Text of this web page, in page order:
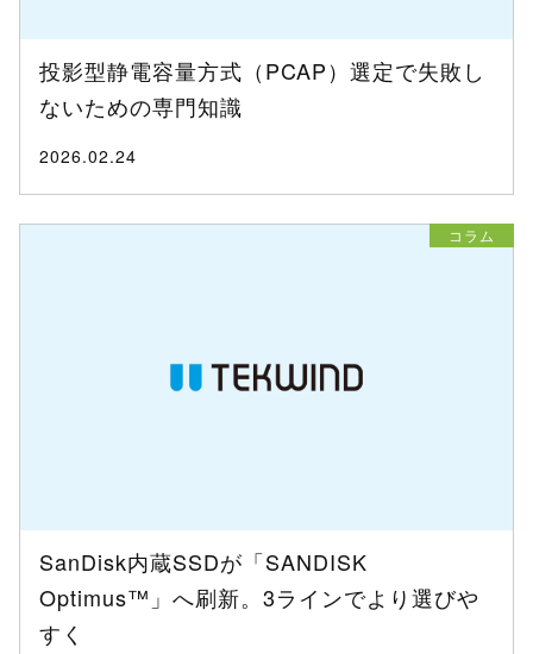
投影型静電容量方式（PCAP）選定で失敗し
ないための専門知識
2026.02.24
コラム
SanDisk内蔵SSDが「SANDISK
Optimus™」へ刷新。3ラインでより選びや
すく